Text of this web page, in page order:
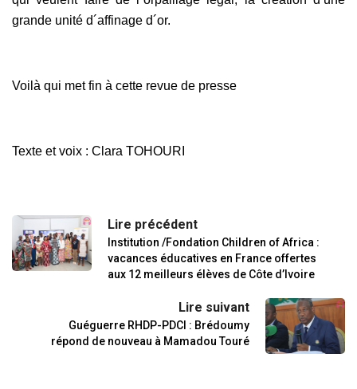
grande unité d´affinage d´or.
Voilà qui met fin à cette revue de presse
Texte et voix : Clara TOHOURI
Lire précédent
Institution /Fondation Children of Africa :
vacances éducatives en France offertes
aux 12 meilleurs élèves de Côte d’Ivoire
Lire suivant
Guéguerre RHDP-PDCI : Brédoumy
répond de nouveau à Mamadou Touré